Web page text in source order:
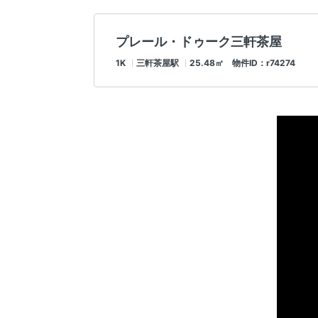
プレール・ドゥーク三軒茶屋
1K 三軒茶屋駅 25.48㎡ 物件ID：r74274